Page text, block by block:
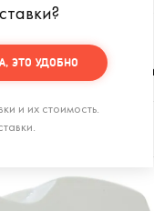
?
ЭТО УДОБНО
и их стоимость.
КАТАЛОГ
Техника для дома
(черный)